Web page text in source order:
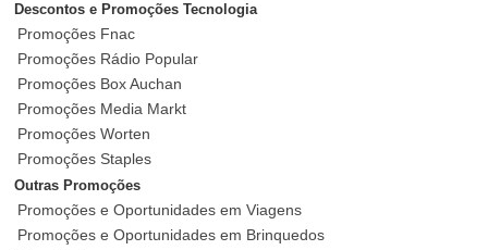
Descontos e Promoções Tecnologia
Promoções Fnac
Promoções Rádio Popular
Promoções Box Auchan
Promoções Media Markt
Promoções Worten
Promoções Staples
Outras Promoções
Promoções e Oportunidades em Viagens
Promoções e Oportunidades em Brinquedos